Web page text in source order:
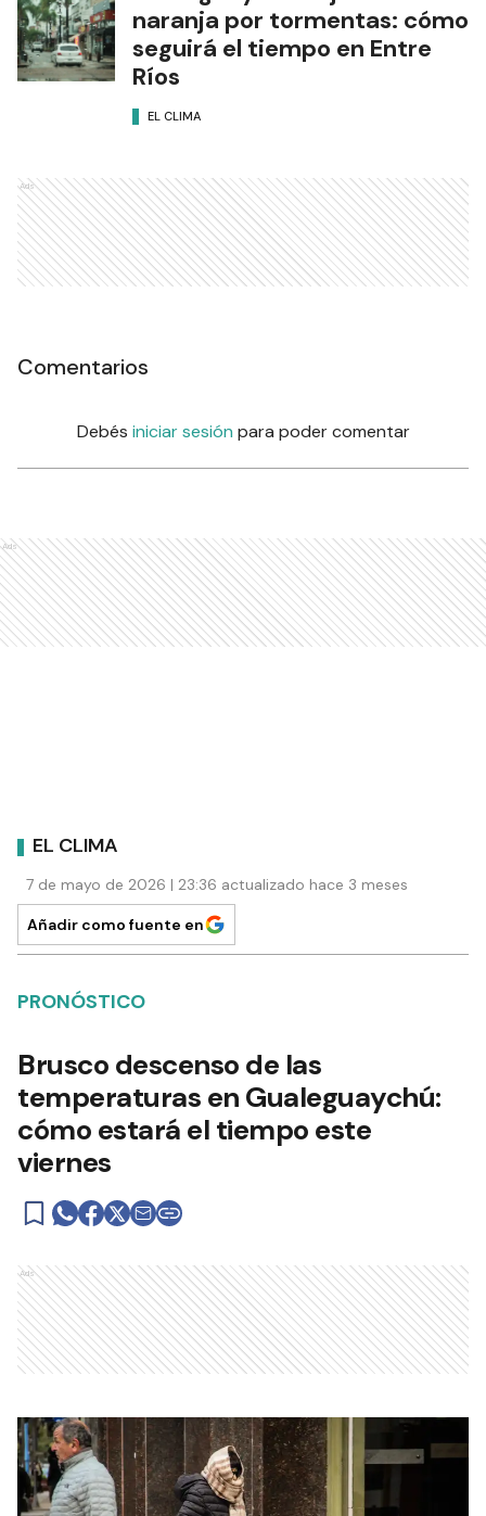
naranja por tormentas: cómo
seguirá el tiempo en Entre
Ríos
EL CLIMA
Ads
Comentarios
Debés iniciar sesión para poder comentar
Ads
EL CLIMA
7 de mayo de 2026 | 23:36 actualizado hace 3 meses
Añadir como fuente en
PRONÓSTICO
Brusco descenso de las
temperaturas en Gualeguaychú:
cómo estará el tiempo este
viernes
Ads